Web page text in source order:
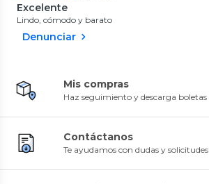
Excelente
Lindo, cómodo y barato
Denunciar
Mis compras
Haz seguimiento y descarga boletas
Contáctanos
Te ayudamos con dudas y solicitudes